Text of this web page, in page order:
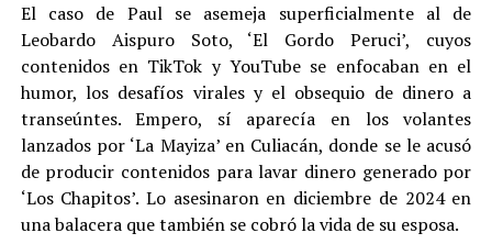
El caso de Paul se asemeja superficialmente al de
Leobardo Aispuro Soto, ‘El Gordo Peruci’, cuyos
contenidos en TikTok y YouTube se enfocaban en el
humor, los desafíos virales y el obsequio de dinero a
transeúntes. Empero, sí aparecía en los volantes
lanzados por ‘La Mayiza’ en Culiacán, donde se le acusó
de producir contenidos para lavar dinero generado por
‘Los Chapitos’. Lo asesinaron en diciembre de 2024 en
una balacera que también se cobró la vida de su esposa.